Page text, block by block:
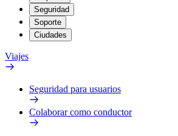
Seguridad
Soporte
Ciudades
Viajes
Seguridad para usuarios
Colaborar como conductor